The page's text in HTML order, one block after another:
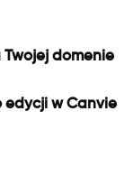
domenie
w Canvie